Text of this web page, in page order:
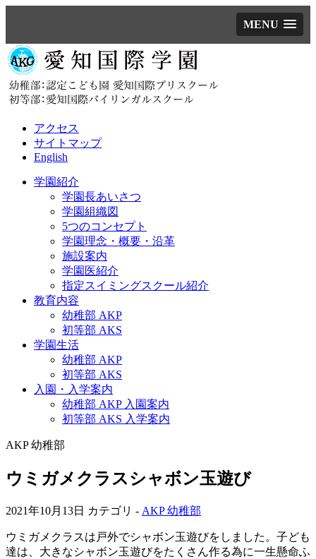
MENU
アクセス
サイトマップ
English
学園紹介
学園長あいさつ
学園組織図
5つのコンセプト
学園理念・概要・沿革
施設案内
学園医紹介
指定スイミングスクール紹介
教育内容
幼稚部 AKP
初等部 AKS
学園生活
幼稚部 AKP
初等部 AKS
入園・入学案内
幼稚部 AKP 入園案内
初等部 AKS 入学案内
AKP 幼稚部
ウミガメクラスシャボン玉遊び
2021年10月13日 カテゴリ - AKP 幼稚部
ウミガメクラスは戸外でシャボン玉遊びをしました。子ども
達は、大きなシャボン玉遊びをたくさん作る為に一生懸命ふ